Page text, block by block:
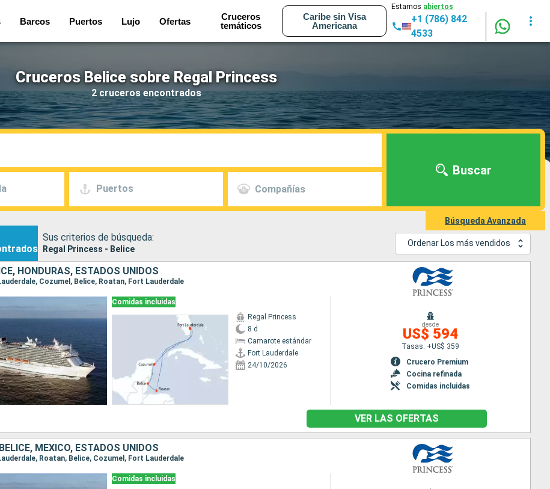
Barcos Puertos Lujo Ofertas
Cruceros
temáticos
Caribe sin Visa
Americana
Estamos abiertos
+1 (786) 842
4533
Cruceros Belice sobre Regal Princess
2 cruceros encontrados
Puertos Compañías
Buscar
Búsqueda Avanzada
Sus criterios de búsqueda:
Regal Princess - Belice
Ordenar Los más vendidos
HONDURAS, ESTADOS UNIDOS
Cozumel, Belice, Roatan, Fort Lauderdale
Comidas incluidas
Regal Princess
8 d
Camarote estándar
Fort Lauderdale
24/10/2026
desde
US$ 594
Tasas: +US$ 359
Crucero Premium
Cocina refinada
Comidas incluidas
VER LAS OFERTAS
MÉXICO, ESTADOS UNIDOS
Roatan, Belice, Cozumel, Fort Lauderdale
Comidas incluidas